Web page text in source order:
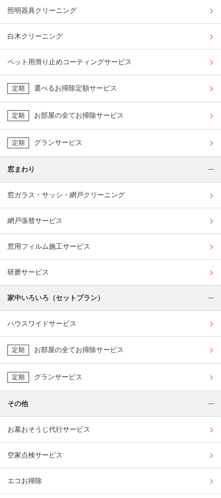
照明器具クリーニング
白木クリーニング
ペット用滑り止めコーティングサービス
定期 選べるお掃除定額サービス
定期 お部屋の全てお掃除サービス
定期 グランサービス
窓まわり
窓ガラス・サッシ・網戸クリーニング
網戸張替サービス
窓用フィルム施工サービス
研磨サービス
家中いろいろ（セットプラン）
ハウスワイドサービス
定期 お部屋の全てお掃除サービス
定期 グランサービス
その他
お墓おそうじ代行サービス
空家点検サービス
エコお掃除